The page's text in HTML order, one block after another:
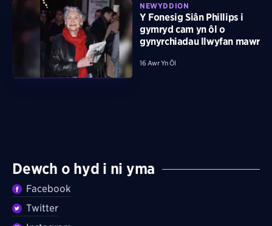
NEWYDDION
Y Fonesig Siân Phillips i
gymryd cam yn ôl o
gynyrchiadau llwyfan mawr
16 Awr Yn Ôl
Dewch o hyd i ni yma
Facebook
Twitter